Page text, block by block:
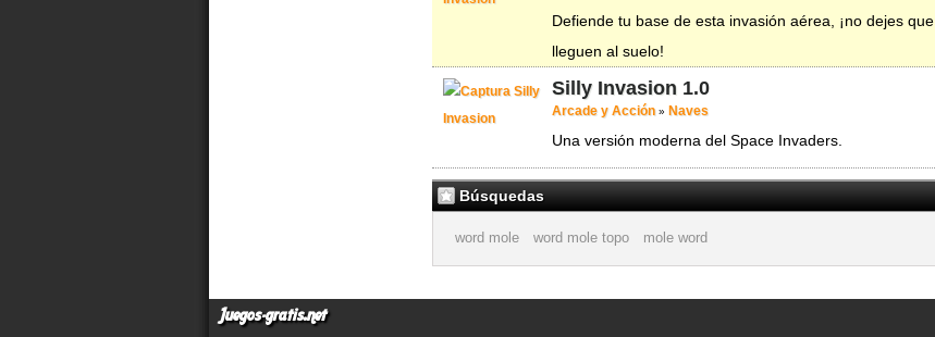
Defiende tu base de esta invasión aérea, ¡no dejes que
lleguen al suelo!
Silly Invasion 1.0
Arcade y Acción » Naves
Una versión moderna del Space Invaders.
Búsquedas
word mole word mole topo mole word
Juegos-gratis.net